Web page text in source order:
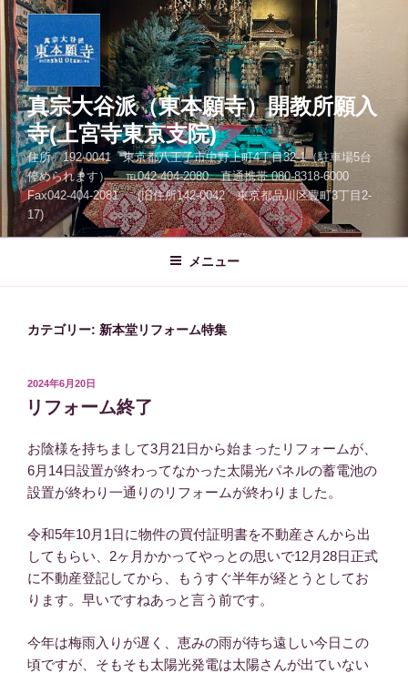
コ
ン
テ
ン
へ
ス
キ
ッ
プ
真宗大谷派（東本願寺）開教所願入
寺(上宮寺東京支院)
住所 192-0041 東京都八王子市中野上町4丁目32-1（駐車場5台
停められます） ℡042-404-2080 直通携帯 080-8318-6000
Fax042-404-2081 (旧住所142-0042 東京都品川区豊町3丁目2-
17)
メニュー
カテゴリー: 新本堂リフォーム特集
投
稿
日:
2024年6月20日
リフォーム終了
お陰様を持ちまして3月21日から始まったリフォームが、
6月14日設置が終わってなかった太陽光パネルの蓄電池の
設置が終わり一通りのリフォームが終わりました。
令和5年10月1日に物件の買付証明書を不動産さんから出
してもらい、2ヶ月かかってやっとの思いで12月28日正式
に不動産登記してから、もうすぐ半年が経とうとしてお
ります。早いですねあっと言う前です。
今年は梅雨入りが遅く、恵みの雨が待ち遠しい今日この
頃ですが、そもそも太陽光発電は太陽さんが出ていない